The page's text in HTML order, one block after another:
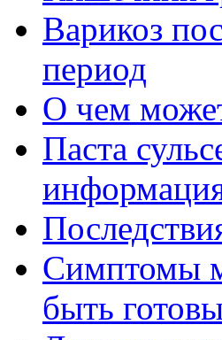
Варикоз
период
О чем может
Паста
Симптомы
быть